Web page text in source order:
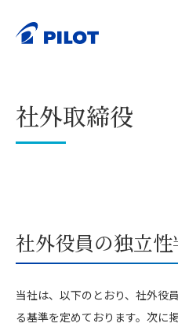
社外取締役
社外取締役
社外役員の独立
当社は、以下のとおり、社外役
る基準を定めております。次に